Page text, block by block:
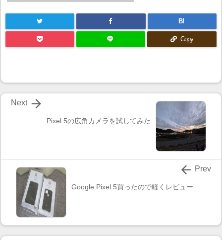
B!
Copy
Pixel 5の広角カメラを試してみた

Next
Google Pixel 5買ったので軽くレビュー
 Prev